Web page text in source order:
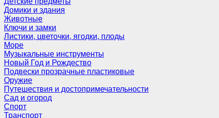
Домики и здания
Животные
Ключи и замки
Листики, цветочки, ягодки, плоды
Море
Музыкальные инструменты
Новый Год и Рождество
Подвески прозрачные пластиковые
Оружие
Путешествия и достопримечательности
Сад и огород
Спорт
Транспорт